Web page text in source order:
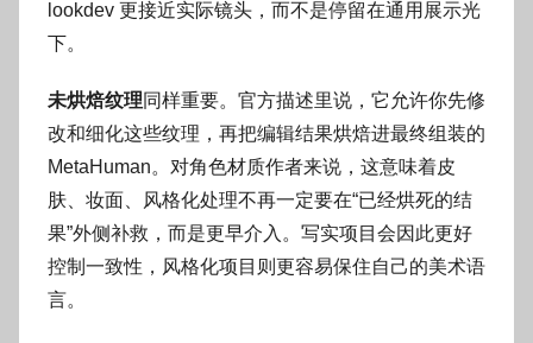
lookdev 更接近实际镜头，而不是停留在通用展示光
下。
未烘焙纹理同样重要。官方描述里说，它允许你先修
改和细化这些纹理，再把编辑结果烘焙进最终组装的
MetaHuman。对角色材质作者来说，这意味着皮
肤、妆面、风格化处理不再一定要在“已经烘死的结
果”外侧补救，而是更早介入。写实项目会因此更好
控制一致性，风格化项目则更容易保住自己的美术语
言。